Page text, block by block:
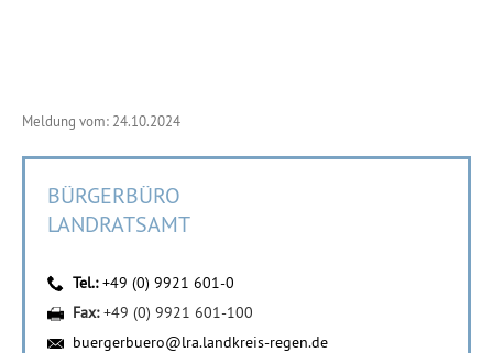
Meldung vom: 24.10.2024
BÜRGERBÜRO
LANDRATSAMT
Tel.:+49 (0) 9921 601-0
Fax:+49 (0) 9921 601-100
buergerbuero@lra.landkreis-regen.de